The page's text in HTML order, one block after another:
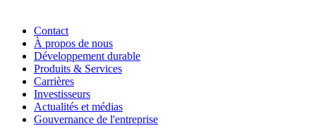
Contact
À propos de nous
Développement durable
Produits & Services
Carrières
Investisseurs
Actualités et médias
Gouvernance de l'entreprise